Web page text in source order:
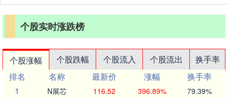
个股实时涨跌榜
个股涨幅 个股跌幅 个股流入 个股流出
换手率
排名
名称 最新价 涨幅
换手率
1
N展芯 116.52 396.89% 79.39%